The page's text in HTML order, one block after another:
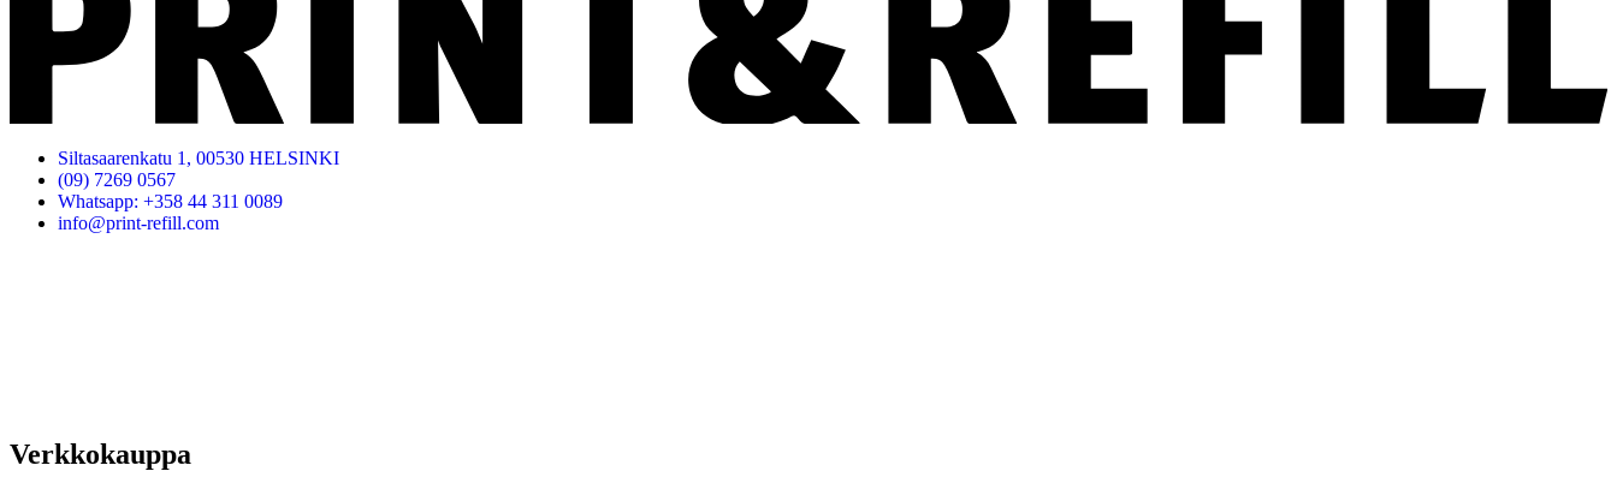
Siltasaarenkatu 1, 00530 HELSINKI
(09) 7269 0567
Whatsapp: +358 44 311 0089
info@print-refill.com
Verkkokauppa